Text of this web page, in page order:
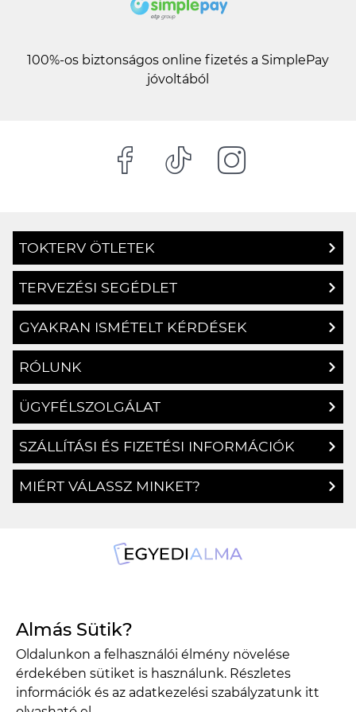
100%-os biztonságos online fizetés a SimplePay
jóvoltából
TOKTERV ÖTLETEK
TERVEZÉSI SEGÉDLET
GYAKRAN ISMÉTELT KÉRDÉSEK
RÓLUNK
ÜGYFÉLSZOLGÁLAT
SZÁLLÍTÁSI ÉS FIZETÉSI INFORMÁCIÓK
MIÉRT VÁLASSZ MINKET?
info@egyedialma.hu
1134 Budapest, Angyalföldi út 25.
Almás Sütik?
Oldalunkon a felhasználói élmény növelése
érdekében sütiket is használunk. Részletes
információk és az adatkezelési szabályzatunk itt